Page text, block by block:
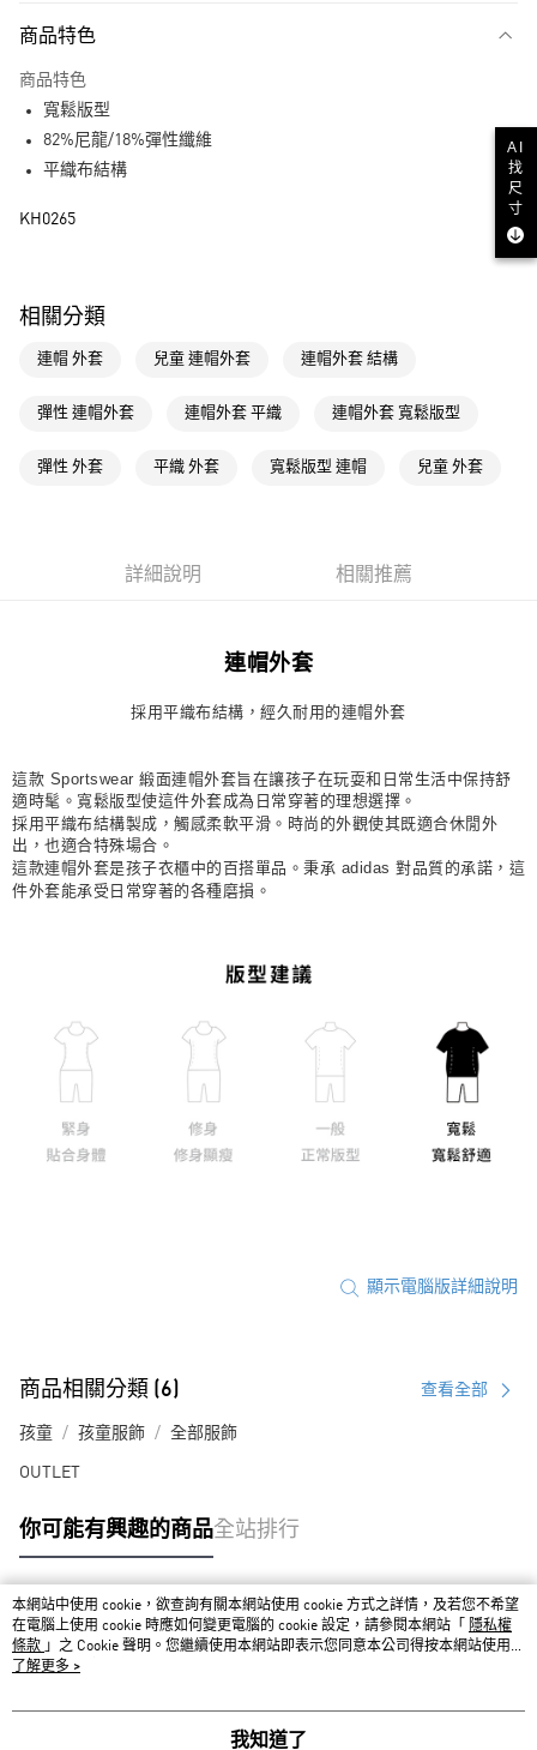
LINE Pay
每筆NT$80，滿NT$1,500(含以上)免運費
付款後全家取貨
每筆NT$80，滿NT$1,500(含以上)免運費
每筆NT$80，滿NT$1,500(含以上)免運費
每筆NT$80，滿NT$1,500(含以上)免運費
付款後門市自取
每筆NT$80，滿NT$1,500(含以上)免運費
商品特色
商品特色
寬鬆版型
82%尼龍/18%彈性纖維
平織布結構
KH0265
相關分類
連帽 外套 兒童 連帽外套 連帽外套 結構
彈性 連帽外套 連帽外套 平織 連帽外套 寬鬆版型
彈性 外套 平織 外套 寬鬆版型 連帽 兒童 外套
詳細說明 相關推薦
連帽外套
採用平織布結構，經久耐用的連帽外套
這款 Sportswear 緞面連帽外套旨在讓孩子在玩耍和日常生活中保持舒
適時髦。寬鬆版型使這件外套成為日常穿著的理想選擇。
採用平織布結構製成，觸感柔軟平滑。時尚的外觀使其既適合休閒外
出，也適合特殊場合。
這款連帽外套是孩子衣櫃中的百搭單品。秉承 adidas 對品質的承諾，這
件外套能承受日常穿著的各種磨損。
顯示電腦版詳細說明
商品相關分類 (6) 查看全部
孩童 孩童服飾 全部服飾
OUTLET
你可能有興趣的商品全站排行
熱門標籤
本網站中使用 cookie，欲查詢有關本網站使用 cookie 方式之詳情，及若您不希望
在電腦上使用 cookie 時應如何變更電腦的 cookie 設定，請參閱本網站「
隱私權
條款 」之 Cookie 聲明。您繼續使用本網站即表示您同意本公司得按本網站使用條
款之 Cookie 聲明使用 cookie。
了解更多 >
我知道了
AI
找
尺
寸